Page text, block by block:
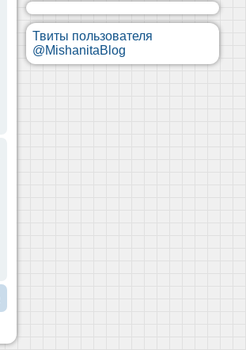
Твиты пользователя
@MishanitaBlog